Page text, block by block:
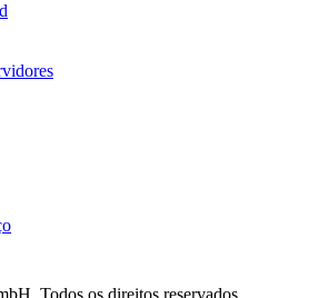
Todos os direitos reservados.